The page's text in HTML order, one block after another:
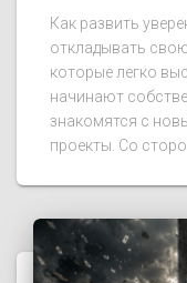
Как развить
откладывать
которые легко
начинают
знакомятся с
проекты. Со